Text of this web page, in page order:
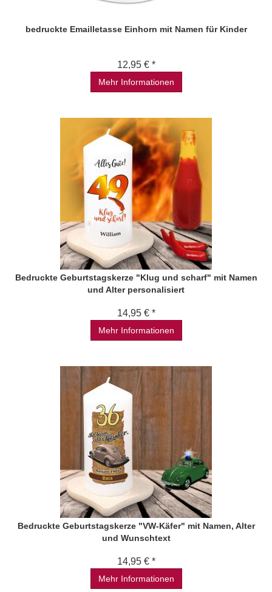
bedruckte Emailletasse Einhorn mit Namen für Kinder
12,95 € *
Mehr Informationen
Bedruckte Geburtstagskerze "Klug und scharf" mit Namen
und Alter personalisiert
14,95 € *
Mehr Informationen
Bedruckte Geburtstagskerze "VW-Käfer" mit Namen, Alter
und Wunschtext
14,95 € *
Mehr Informationen